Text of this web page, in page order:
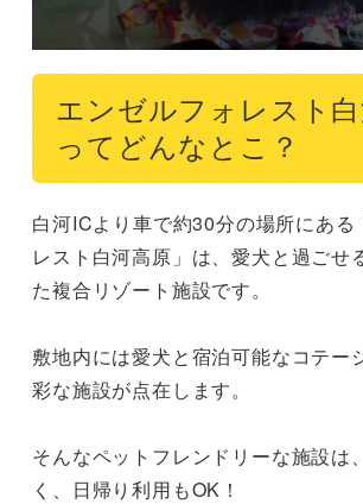
エンゼルフォレスト
ってどんなとこ？
白河ICより車で約30分の場所にある
レスト白河高原」は、愛犬と過ごせ
た複合リゾート施設です。
敷地内には愛犬と宿泊可能なコテー
彩な施設が点在します。
そんなペットフレンドリーな施設は
く、日帰り利用もOK！